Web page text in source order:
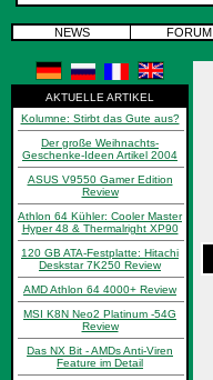
NEWS FORUM
AKTUELLE ARTIKEL
Kolumne: Stirbt das Gute aus?
Der große Weihnachts-
Geschenke-Ideen Artikel 2004
ASUS V9550 Gamer Edition
Review
Athlon 64 Kühler: Cooler Master
Hyper 48 & Thermalright XP90
120 GB ATA-Festplatte: Hitachi
Deskstar 7K250 Review
AMD Athlon 64 4000+ Review
MSI K8N Neo2 Platinum -54G
Review
Das NX Bit - AMDs Anti-Viren
Feature im Detail